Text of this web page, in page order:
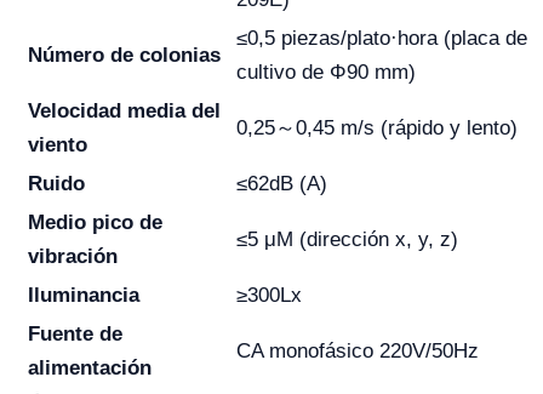
Número de colonias
≤0,5 piezas/plato·hora (placa de
cultivo de Φ90 mm)
Velocidad media del
viento
0,25～0,45 m/s (rápido y lento)
Ruido
≤62dB (A)
Medio pico de
vibración
≤5 μM (dirección x, y, z)
Iluminancia
≥300Lx
Fuente de
alimentación
CA monofásico 220V/50Hz